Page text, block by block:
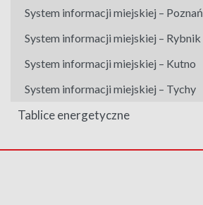
System informacji miejskiej – Poznań
System informacji miejskiej – Rybnik
System informacji miejskiej – Kutno
System informacji miejskiej – Tychy
Tablice energetyczne